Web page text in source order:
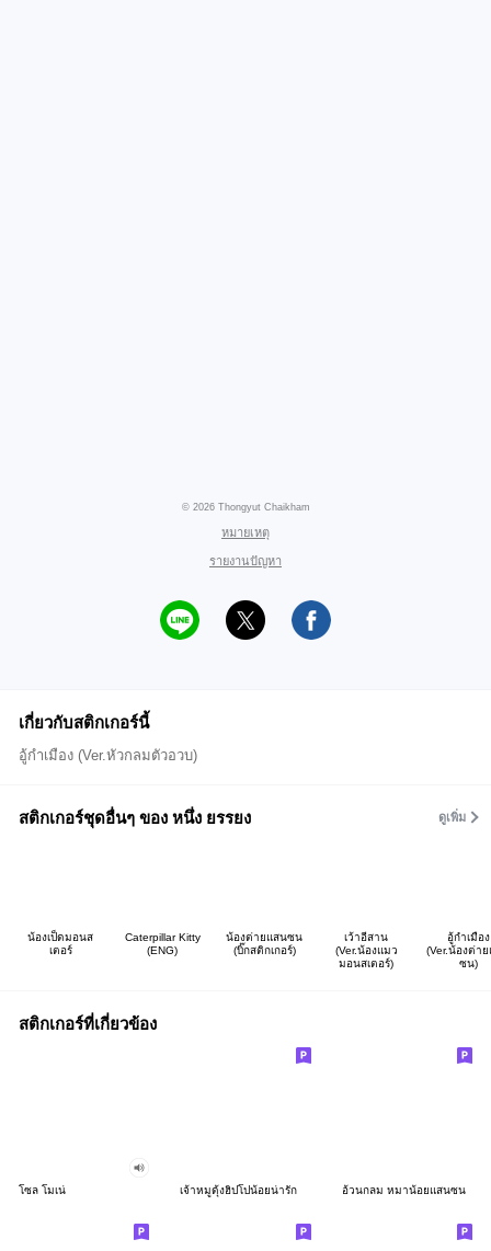
© 2026 Thongyut Chaikham
หมายเหตุ
รายงานปัญหา
เกี่ยวกับสติกเกอร์นี้
อู้กำเมือง (Ver.หัวกลมตัวอวบ)
สติกเกอร์ชุดอื่นๆ ของ หนึ่ง ยรรยง ดูเพิ่ม
น้องเป็ดมอนส
เตอร์
Caterpillar Kitty
(ENG)
น้องต่ายแสนซน
(บิ๊กสติกเกอร์)
เว้าอีสาน
(Ver.น้องแมว
มอนสเตอร์)
อู้กำเมือง
(Ver.น้องต่า
ซน)
สติกเกอร์ที่เกี่ยวข้อง
โซล โมเน่ เจ้าหมูดุ้งฮิปโปน้อยน่ารัก อ้วนกลม หมาน้อยแสนซน